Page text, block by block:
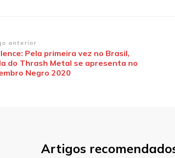
anterior
Pela primeira vez no Brasil,
do Thrash Metal se apresenta no
Negro 2020
Artigos